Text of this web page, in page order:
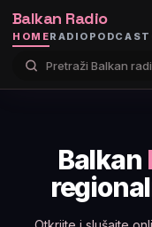
Balkan Radio
HOMERADIO PODCAST
Balkan